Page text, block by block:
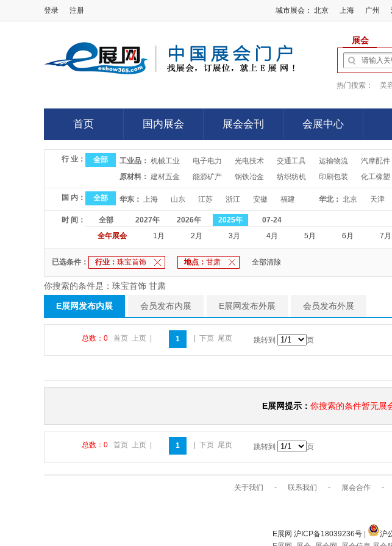
登录 注册 城市展会： 北京 上海 广州
展会
热门搜索： 美
首页
首页
国内展会
国内展会
展会会刊
展会会刊
会展中心
会展中心
行 业： 全部 工业品： 机械工业 电子电力 光电技术 交通工具 运输物流 汽摩配件
原材料： 建材五金 能源矿产 钢铁冶金 纺织纺机 印刷包装 化工橡塑
国 内： 全部 华东： 上海 山东 江苏 浙江 安徽 福建 华北： 北京 天津
时 间： 全部 2027年 2026年 2025年
07-24
全年展会
1月 2月 3月 4月 5月 6月 7月
已选条件： 行业： 珠宝首饰 地点： 甘肃 全部清除
你搜索的条件是：珠宝首饰 甘肃
E展网发布内展 会员发布内展 E展网发布外展 会员发布外展
总数：0 首页 上页 1 下页 尾页 跳转到 页
E展网提示： 你搜索的条件暂无展
总数：0 首页 上页 1 下页 尾页 跳转到 页
关于我们 - 联系我们 - 展会合作 -
E展网 沪ICP备18039236号
沪